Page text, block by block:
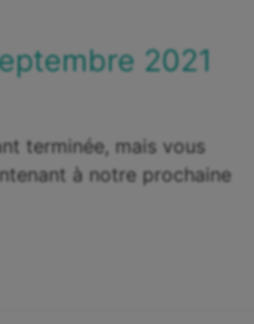
2021
terminée, mais vous
à notre prochaine